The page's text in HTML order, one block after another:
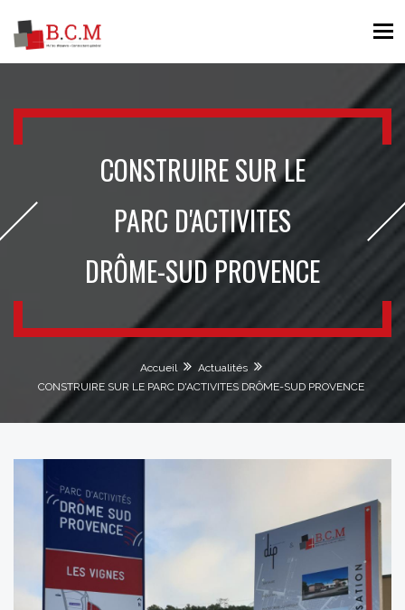
CONSTRUIRE SUR LE
PARC D'ACTIVITES
DRÔME-SUD PROVENCE
Accueil
Actualités
CONSTRUIRE SUR LE PARC D'ACTIVITES DRÔME-SUD PROVENCE